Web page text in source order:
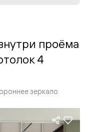
координируется
проёма
4
зеркало